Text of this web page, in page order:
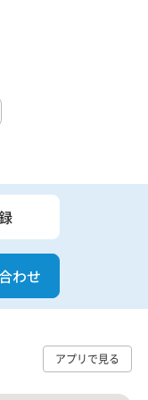
わせ
アプリで見る